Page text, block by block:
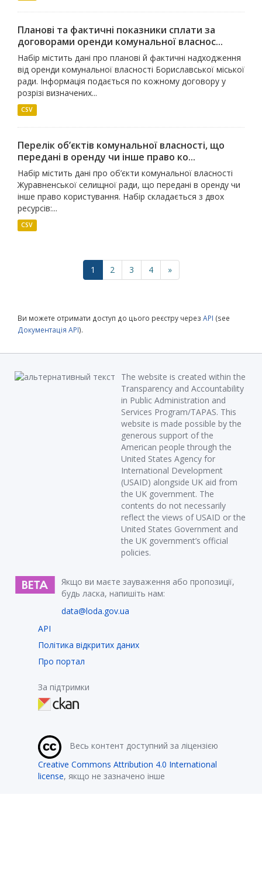
Планові та фактичні показники сплати за
договорами оренди комунальної власнос...
Набір містить дані про планові й фактичні надходження
від оренди комунальної власності Бориславської міської
ради. Інформація подається по кожному договору у
розрізі визначених...
CSV
Перелік об’єктів комунальної власності, що
передані в оренду чи інше право ко...
Набір містить дані про об’єкти комунальної власності
Журавненської селищної ради, що передані в оренду чи
інше право користування. Набір складається з двох
ресурсів:...
CSV
1 2 3 4 »
Ви можете отримати доступ до цього реєстру через API (see
Документація API).
The website is created within the
Transparency and Accountability
in Public Administration and
Services Program/TAPAS. This
website is made possible by the
generous support of the
American people through the
United States Agency for
International Development
(USAID) alongside UK aid from
the UK government. The
contents do not necessarily
reflect the views of USAID or the
United States Government and
the UK government’s official
policies.
Якщо ви маєте зауваження або пропозиції,
будь ласка, напишіть нам:
data@loda.gov.ua
API
Політика відкритих даних
Про портал
За підтримки
Весь контент доступний за ліцензією
Creative Commons Attribution 4.0 International
license, якщо не зазначено інше